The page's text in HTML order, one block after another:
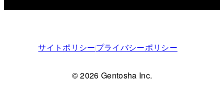
サイトポリシープライバシーポリシー
© 2026 Gentosha Inc.